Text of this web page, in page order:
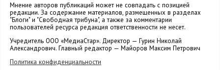
Мнение авторов публикаций может не совпадать с позицией
редакции. За содержание материалов, размещенных в разделах
"Блоги" и "Свободная трибуна", а также за комментарии
пользователей ресурса редакция ответственности не несет.
Учредитель ООО «МедиаСтар». Директор — Гурин Николай
Александрович. Главный редактор — Майоров Максим Петрович
Политика конфиденциальности